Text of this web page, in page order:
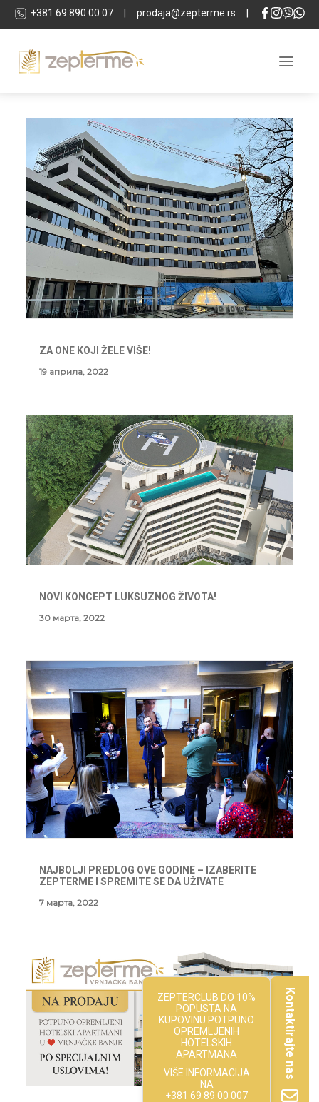
+381 69 890 00 07 prodaja@zepterme.rs
Kontaktirajte nas
ZEPTERCLUB DO 10%
POPUSTA NA
KUPOVINU POTPUNO
OPREMLJENIH
HOTELSKIH
APARTMANA
VIŠE INFORMACIJA
NA
+381 69 89 00 007
LOKACIJA
APARTMANI
LOKALI
TEHNIČKA SPECIFIKACIJA
INVESTITOR
GALERIJA
ZA ONE KOJI ŽELE VIŠE!
19 априла, 2022
NOVI KONCEPT LUKSUZNOG ŽIVOTA!
30 марта, 2022
NAJBOLJI PREDLOG OVE GODINE – IZABERITE
ZEPTERME I SPREMITE SE DA UŽIVATE
7 марта, 2022